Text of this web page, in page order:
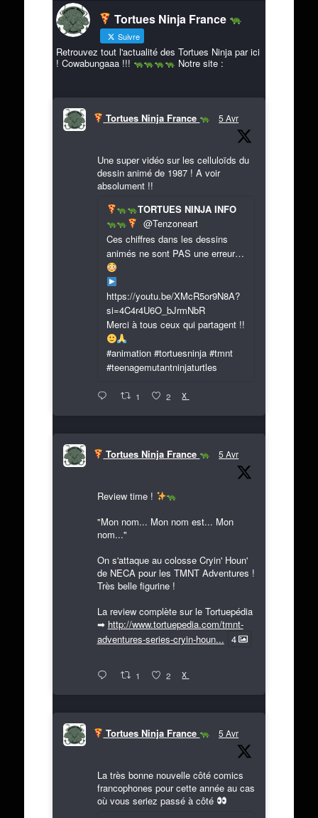
Tortues Ninja France
Suivre
Retrouvez tout l'actualité des Tortues Ninja par ici
! Cowabungaaa !!!
Notre site :
Tortues Ninja France 5 Avr
Une super vidéo sur les celluloïds du
dessin animé de 1987 ! A voir
absolument !!
TORTUES NINJA INFO
@Tenzoneart
Ces chiffres dans les dessins
animés ne sont PAS une erreur…
https://youtu.be/XMcR5or9N8A?
si=4C4r4U6O_bJrmNbR
Merci à tous ceux qui partagent !!
#animation #tortuesninja #tmnt
#teenagemutantninjaturtles
1 2 X
Tortues Ninja France 5 Avr
Review time !
"Mon nom... Mon nom est... Mon
nom..."
On s'attaque au colosse Cryin' Houn'
de NECA pour les TMNT Adventures !
Très belle figurine !
La review complète sur le Tortuepédia
➡ http://www.tortuepedia.com/tmnt-
adventures-series-cryin-houn... 4
1 2 X
Tortues Ninja France 5 Avr
La très bonne nouvelle côté comics
francophones pour cette année au cas
où vous seriez passé à côté